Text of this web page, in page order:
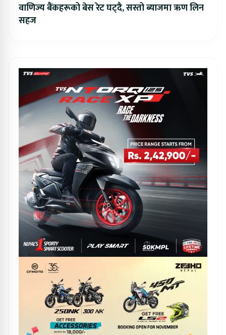
वाणिज्य बैंकहरूको बेस रेट घट्दै, सस्तो ब्याजमा ऋण लिन
सहज